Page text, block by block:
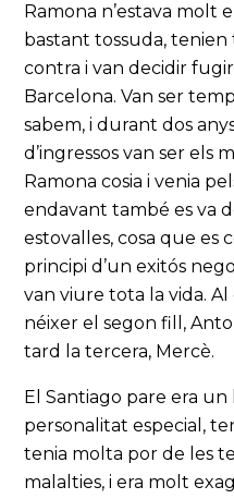
Ramona n’estava molt
bastant tossuda,
contra i van decidir
Barcelona. Van ser
sabem, i durant dos
d’ingressos van ser els
Ramona cosia i venia
endavant també es va
estovalles, cosa que es
principi d’un exitós
van viure tota la vida. Al
néixer el segon fill,
tard la tercera, Mercè.
El Santiago pare era
personalitat especial,
tenia molta por de les
malalties, i era molt